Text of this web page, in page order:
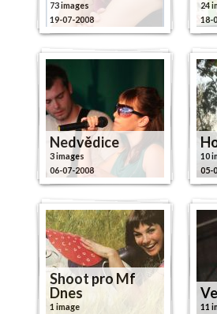
73 images
19-07-2008
24
18-
Nedvědice
3 images
06-07-2008
10
05-
Shoot pro Mf
Dnes
1 image
11